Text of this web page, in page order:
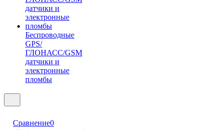
Беспроводные
GPS/
ГЛОНАСС/GSM
датчики и
электронные
пломбы
Сравнение0